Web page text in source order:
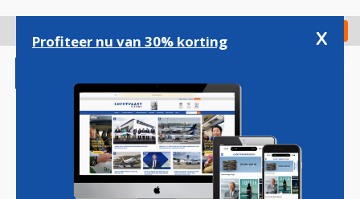
gaan
Check in
Magazine Podcasts Vacatures
Profiteer nu van 30% korting x